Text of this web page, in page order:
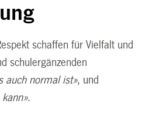
schaffen für Vielfalt und
schulergänzenden
auch normal ist», und
.